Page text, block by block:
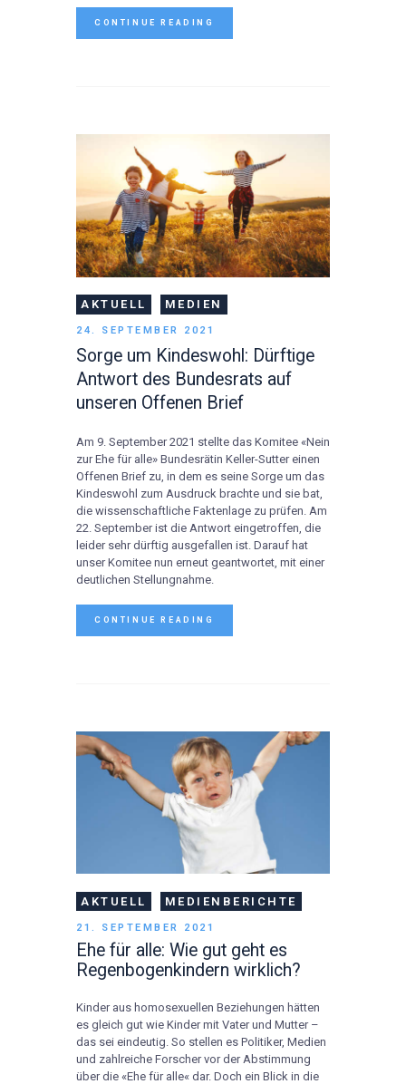
CONTINUE READING
AKTUELL MEDIEN
24. SEPTEMBER 2021
Sorge um Kindeswohl: Dürftige
Antwort des Bundesrats auf
unseren Offenen Brief
Am 9. September 2021 stellte das Komitee «Nein
zur Ehe für alle» Bundesrätin Keller-Sutter einen
Offenen Brief zu, in dem es seine Sorge um das
Kindeswohl zum Ausdruck brachte und sie bat,
die wissenschaftliche Faktenlage zu prüfen. Am
22. September ist die Antwort eingetroffen, die
leider sehr dürftig ausgefallen ist. Darauf hat
unser Komitee nun erneut geantwortet, mit einer
deutlichen Stellungnahme.
CONTINUE READING
AKTUELL MEDIENBERICHTE
21. SEPTEMBER 2021
Ehe für alle: Wie gut geht es
Regenbogenkindern wirklich?
Kinder aus homosexuellen Beziehungen hätten
es gleich gut wie Kinder mit Vater und Mutter –
das sei eindeutig. So stellen es Politiker, Medien
und zahlreiche Forscher vor der Abstimmung
über die «Ehe für alle« dar. Doch ein Blick in die